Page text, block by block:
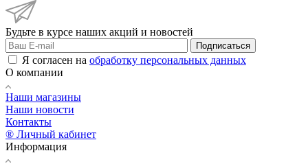
Будьте в курсе наших акций и новостей
Подписаться
Я согласен на обработку персональных данных
О компании
Наши магазины
Наши новости
Контакты
® Личный кабинет
Информация